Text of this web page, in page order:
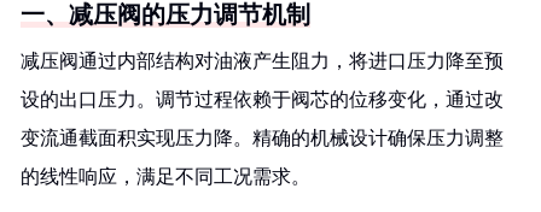
一、减压阀的压力调节机制
减压阀通过内部结构对油液产生阻力，将进口压力降至预
设的出口压力。调节过程依赖于阀芯的位移变化，通过改
变流通截面积实现压力降。精确的机械设计确保压力调整
的线性响应，满足不同工况需求。